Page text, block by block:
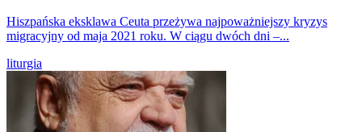
Hiszpańska eksklawa Ceuta przeżywa najpoważniejszy kryzys
migracyjny od maja 2021 roku. W ciągu dwóch dni –...
liturgia